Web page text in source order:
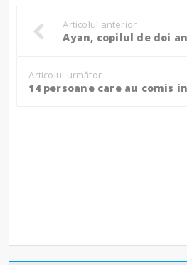
Articolul anterior
Articolul următor